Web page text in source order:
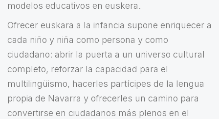
modelos educativos en euskera.
Ofrecer euskara a la infancia supone enriquecer a
cada niño y niña como persona y como
ciudadano: abrir la puerta a un universo cultural
completo, reforzar la capacidad para el
multilingüismo, hacerles partícipes de la lengua
propia de Navarra y ofrecerles un camino para
convertirse en ciudadanos más plenos en el